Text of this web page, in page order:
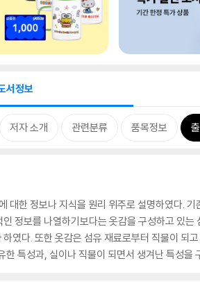
서정보
저자 소개 관련분류 품목정보
에 대한 정보나 지식을 원리 위주로 설명하였다.
정보를 나열하기보다는 옷감을 구성하고 있
였다. 또한 옷감은 섬유 재료로부터 직물이 되
한 특성과, 실이나 직물이 되면서 생겨난 특성을